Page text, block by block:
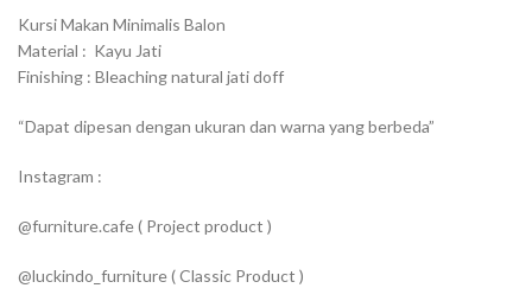
Kursi Makan Minimalis Balon
Material : Kayu Jati
Finishing : Bleaching natural jati doff
“Dapat dipesan dengan ukuran dan warna yang berbeda”
Instagram :
@furniture.cafe ( Project product )
@luckindo_furniture ( Classic Product )